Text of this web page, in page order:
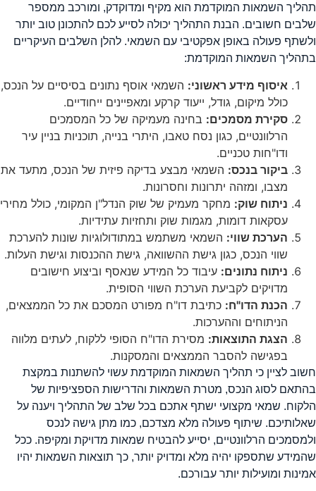
השמאות המוקדמת הוא מקיף ומדוקדק, ומורכב ממספר
חשובים. הבנת התהליך יכולה לסייע לכם להתכונן טוב יותר
פעולה באופן אפקטיבי עם השמאי. להלן השלבים העיקריים
השמאות המוקדמת:
איסוף מידע ראשוני:השמאי אוסף נתונים בסיסיים על הנכס,
כולל מיקום, גודל, ייעוד קרקע ומאפיינים ייחודיים.
סקירת מסמכים:בחינה מעמיקה של כל המסמכים
הרלוונטיים, כגון נסח טאבו, היתרי בנייה, תוכניות בניין עיר
ודו"חות טכניים.
ביקור בנכס:השמאי מבצע בדיקה פיזית של הנכס, מתעד את
מצבו, ומזהה יתרונות וחסרונות.
ניתוח שוק:מחקר מעמיק של שוק הנדל"ן המקומי, כולל מחירי
עסקאות דומות, מגמות שוק ותחזיות עתידיות.
הערכת שווי:השמאי משתמש במתודולוגיות שונות להערכת
שווי הנכס, כגון גישת ההשוואה, גישת ההכנסות וגישת העלות.
ניתוח נתונים:עיבוד כל המידע שנאסף וביצוע חישובים
מדויקים לקביעת הערכת השווי הסופית.
הכנת הדו"ח:כתיבת דו"ח מפורט המסכם את כל הממצאים,
הניתוחים וההערכות.
הצגת התוצאות:מסירת הדו"ח הסופי ללקוח, לעתים מלווה
בפגישה להסבר הממצאים והמסקנות.
לציין כי תהליך השמאות המוקדמת עשוי להשתנות במקצת
לסוג הנכס, מטרת השמאות והדרישות הספציפיות של
שמאי מקצועי ישתף אתכם בכל שלב של התהליך ויענה על
שיתוף פעולה מלא מצדכם, כמו מתן גישה לנכס
הרלוונטיים, יסייע להבטיח שמאות מדויקת ומקיפה. ככל
שתספקו יהיה מלא ומדויק יותר, כך תוצאות השמאות יהיו
ומועילות יותר עבורכם.